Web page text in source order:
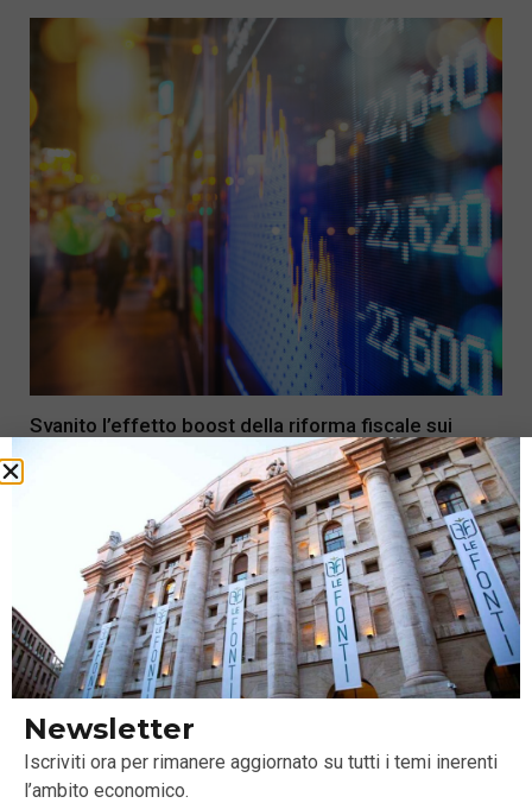
Svanito l’effetto boost della riforma fiscale sui
listini Usa, tornano in scena i fondamentali
Newsletter
Iscriviti ora per rimanere aggiornato su tutti i temi inerenti
l’ambito economico.